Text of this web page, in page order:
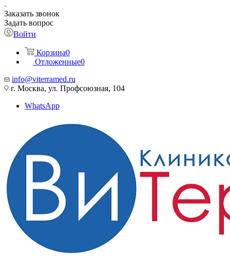
Заказать звонок
Задать вопрос
Войти
Корзина0
Отложенные0
info@viterramed.ru
г. Москва, ул. Профсоюзная, 104
WhatsApp